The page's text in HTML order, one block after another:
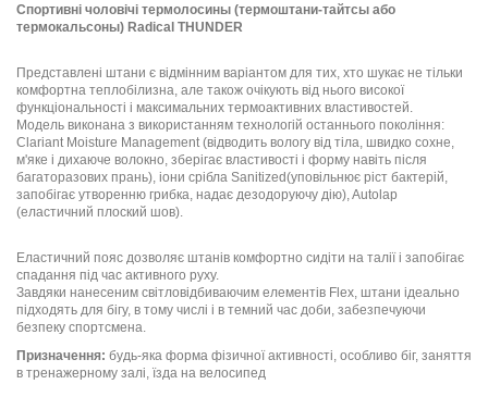
Спортивні чоловічі термолосины (термоштани-тайтсы або
термокальсоны) Radical THUNDER
Представлені штани є відмінним варіантом для тих, хто шукає не тільки
комфортна теплобілизна, але також очікують від нього високої
функціональності і максимальних термоактивних властивостей.
Модель виконана з використанням технологій останнього покоління:
Clariant Moisture Management (відводить вологу від тіла, швидко сохне,
м'яке і дихаюче волокно, зберігає властивості і форму навіть після
багаторазових прань), іони срібла Sanitized(уповільнює ріст бактерій,
запобігає утворенню грибка, надає дезодоруючу дію), Autolap
(еластичний плоский шов).
Еластичний пояс дозволяє штанів комфортно сидіти на талії і запобігає
спадання під час активного руху.
Завдяки нанесеним світловідбиваючим елементів Flex, штани ідеально
підходять для бігу, в тому числі і в темний час доби, забезпечуючи
безпеку спортсмена.
Призначення: будь-яка форма фізичної активності, особливо біг, заняття
в тренажерному залі, їзда на велосипед